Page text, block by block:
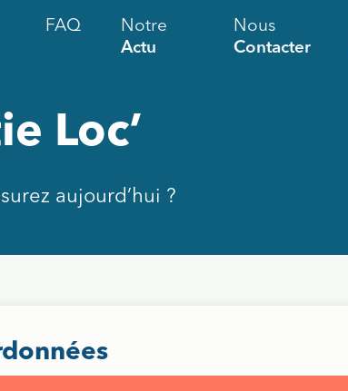
FAQ
Notre
Actu
Nous
Contacter
Loc’
aujourd’hui ?